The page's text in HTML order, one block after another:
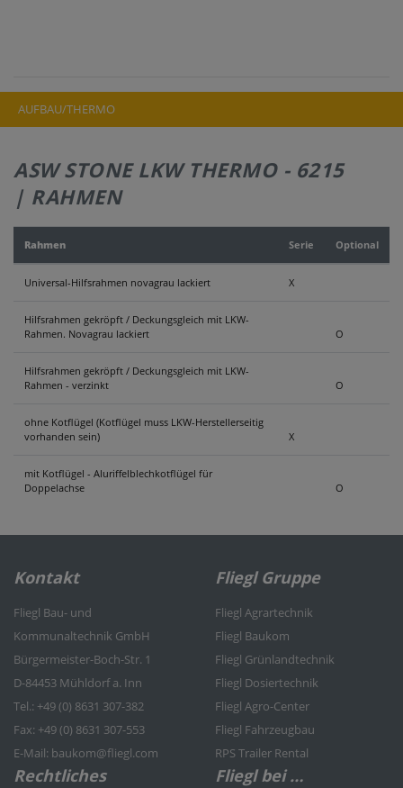
AUFBAU/THERMO
ASW STONE LKW THERMO - 6215
| RAHMEN
Rahmen Serie Optional
Universal-Hilfsrahmen novagrau lackiert X
Hilfsrahmen gekröpft / Deckungsgleich mit LKW-
Rahmen. Novagrau lackiert
O
Hilfsrahmen gekröpft / Deckungsgleich mit LKW-
Rahmen - verzinkt
O
ohne Kotflügel (Kotflügel muss LKW-Herstellerseitig
vorhanden sein)
X
mit Kotflügel - Aluriffelblechkotflügel für
Doppelachse
O
Kontakt
Fliegl Bau- und
Kommunaltechnik GmbH
Bürgermeister-Boch-Str. 1
D-84453 Mühldorf a. Inn
Tel.: +49 (0) 8631 307-382
Fax: +49 (0) 8631 307-553
E-Mail: baukom@fliegl.com
Fliegl Gruppe
Fliegl Agrartechnik
Fliegl Baukom
Fliegl Grünlandtechnik
Fliegl Dosiertechnik
Fliegl Agro-Center
Fliegl Fahrzeugbau
RPS Trailer Rental
Rechtliches Fliegl bei …